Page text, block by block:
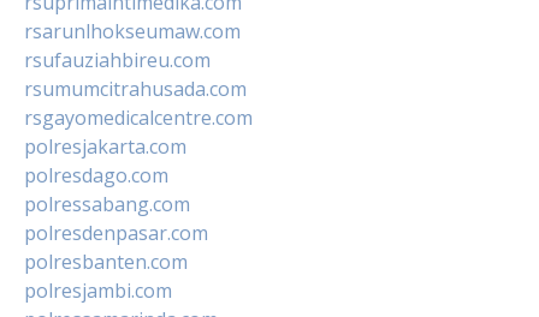
rsarunlhokseumaw.com
rsufauziahbireu.com
rsumumcitrahusada.com
rsgayomedicalcentre.com
polresjakarta.com
polresdago.com
polressabang.com
polresdenpasar.com
polresbanten.com
polresjambi.com